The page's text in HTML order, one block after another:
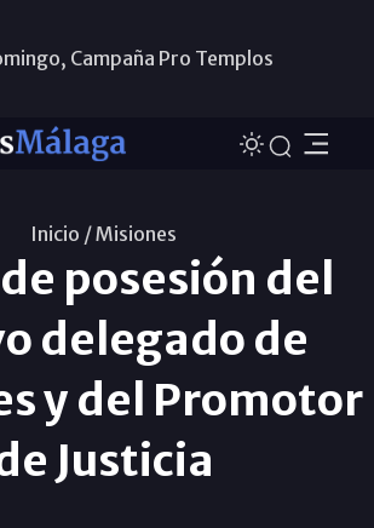
Campaña Pro Templos
Inicio /Misiones
posesión del
delegado de
y del Promotor
Justicia